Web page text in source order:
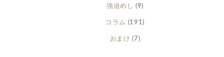
強迫めし (9)
コラム (191)
おまけ (7)